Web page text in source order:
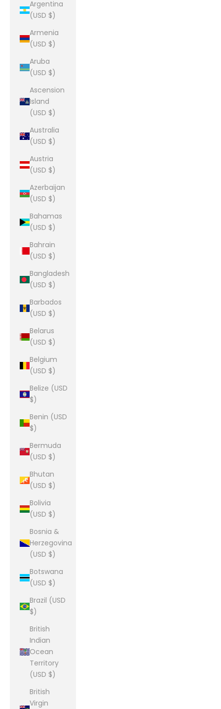
Argentina
(USD $)
Armenia
(USD $)
Aruba
(USD $)
Ascension
Island
(USD $)
Australia
(USD $)
Austria
(USD $)
Azerbaijan
(USD $)
Bahamas
(USD $)
Bahrain
(USD $)
Bangladesh
(USD $)
Barbados
(USD $)
Belarus
(USD $)
Belgium
(USD $)
Belize (USD
$)
Benin (USD
$)
Bermuda
(USD $)
Bhutan
(USD $)
Bolivia
(USD $)
Bosnia &
Herzegovina
(USD $)
Botswana
(USD $)
Brazil (USD
$)
British
Indian
Ocean
Territory
(USD $)
British
Virgin